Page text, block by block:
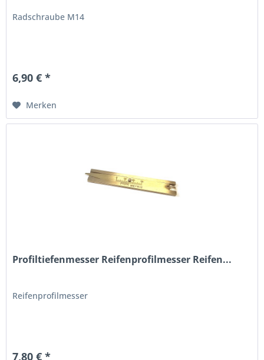
Radschraube M14
6,90 € *
Merken
Profiltiefenmesser Reifenprofilmesser Reifen...
Reifenprofilmesser
7,80 € *